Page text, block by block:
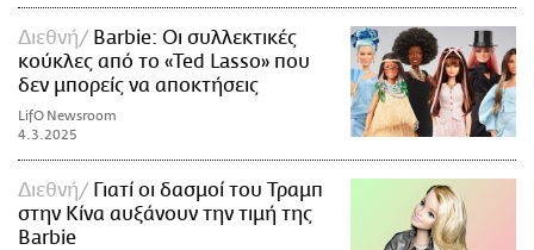
Διεθνή
Barbie: Οι συλλεκτικές
κούκλες από το «Ted Lasso» που
δεν μπορείς να αποκτήσεις
LifO Newsroom
4.3.2025
Διεθνή
Γιατί οι δασμοί του Τραμπ
στην Κίνα αυξάνουν την τιμή της
Barbie